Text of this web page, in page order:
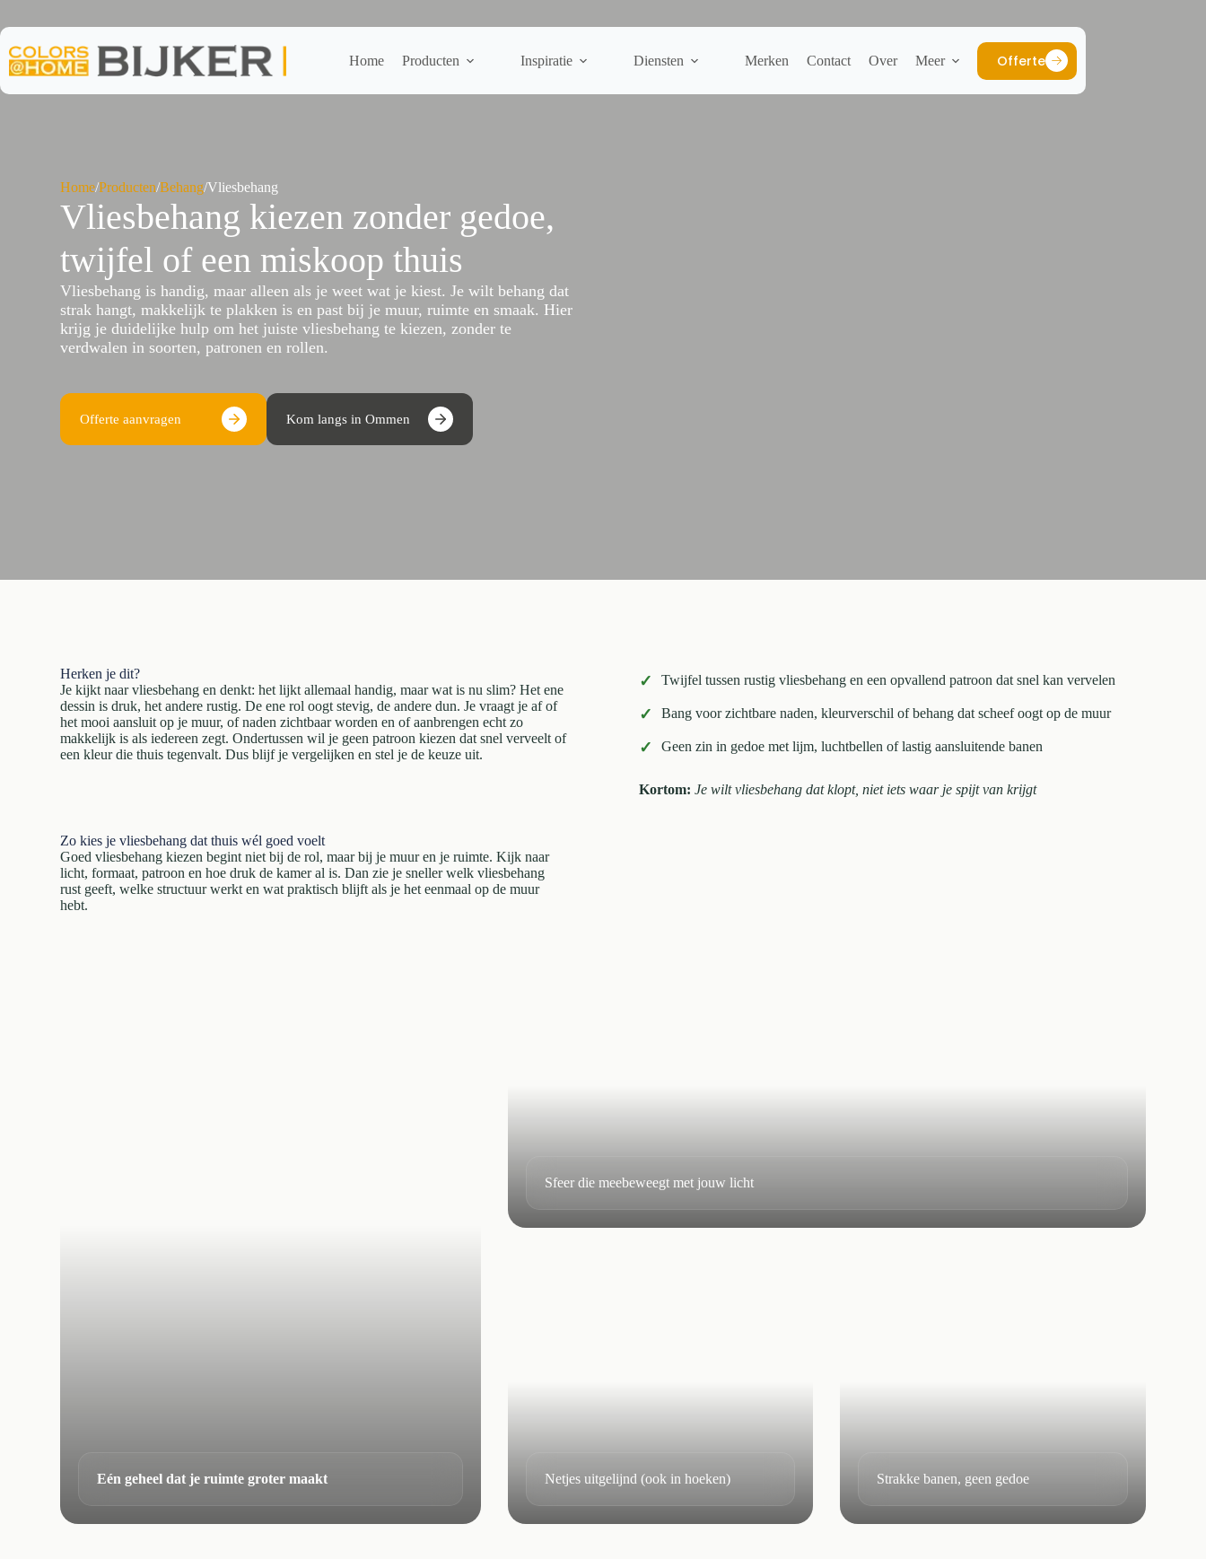
de
inhoud
Home Producten Inspiratie Diensten Merken Contact Over Meer Offerte
Home/Producten/Behang/Vliesbehang
Vliesbehang kiezen zonder gedoe,
twijfel of een miskoop thuis
Vliesbehang is handig, maar alleen als je weet wat je kiest. Je wilt behang dat
strak hangt, makkelijk te plakken is en past bij je muur, ruimte en smaak. Hier
krijg je duidelijke hulp om het juiste vliesbehang te kiezen, zonder te
verdwalen in soorten, patronen en rollen.
Offerte aanvragen Kom langs in Ommen
Herken je dit?
Je kijkt naar vliesbehang en denkt: het lijkt allemaal handig, maar wat is nu slim? Het ene
dessin is druk, het andere rustig. De ene rol oogt stevig, de andere dun. Je vraagt je af of
het mooi aansluit op je muur, of naden zichtbaar worden en of aanbrengen echt zo
makkelijk is als iedereen zegt. Ondertussen wil je geen patroon kiezen dat snel verveelt of
een kleur die thuis tegenvalt. Dus blijf je vergelijken en stel je de keuze uit.
✓ Twijfel tussen rustig vliesbehang en een opvallend patroon dat snel kan vervelen
✓ Bang voor zichtbare naden, kleurverschil of behang dat scheef oogt op de muur
✓ Geen zin in gedoe met lijm, luchtbellen of lastig aansluitende banen
Kortom: Je wilt vliesbehang dat klopt, niet iets waar je spijt van krijgt
Zo kies je vliesbehang dat thuis wél goed voelt
Goed vliesbehang kiezen begint niet bij de rol, maar bij je muur en je ruimte. Kijk naar
licht, formaat, patroon en hoe druk de kamer al is. Dan zie je sneller welk vliesbehang
rust geeft, welke structuur werkt en wat praktisch blijft als je het eenmaal op de muur
hebt.
Eén geheel dat je ruimte groter maakt
Sfeer die meebeweegt met jouw licht
Netjes uitgelijnd (ook in hoeken) Strakke banen, geen gedoe